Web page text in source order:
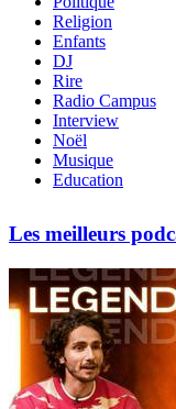
Religion
Enfants
DJ
Rire
Radio Campus
Interview
Noël
Musique
Education
Les meilleurs